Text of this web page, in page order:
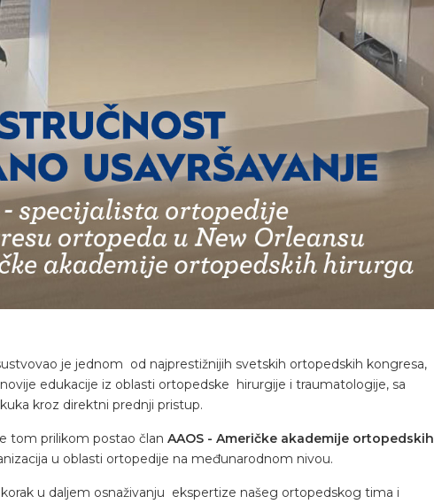
je jednom od najprestižnijih svetskih ortopedskih kongresa,
edukacije iz oblasti ortopedske hirurgije i traumatologije, sa
kroz direktni prednji pristup.
tom prilikom postao član AAOS - Američke akademije ortopedskih
u oblasti ortopedije na međunarodnom nivou.
u daljem osnaživanju ekspertize našeg ortopedskog tima i